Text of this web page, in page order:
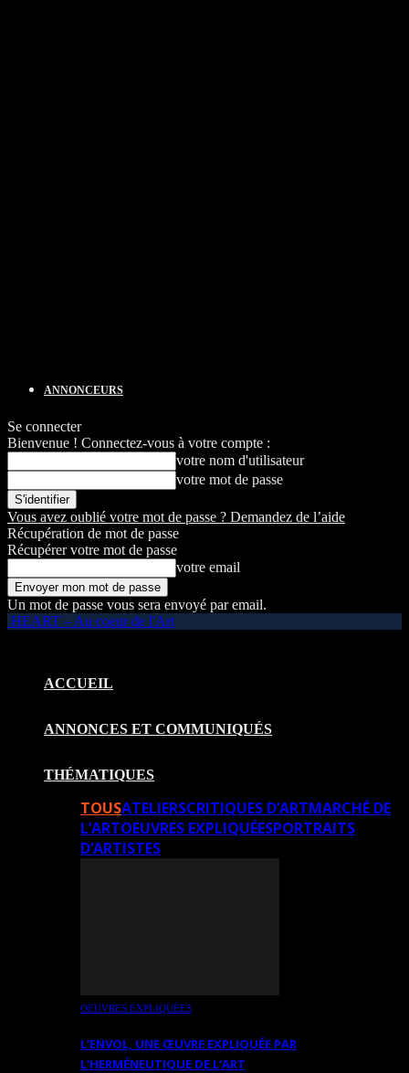
ANNONCEURS
Se connecter
Bienvenue ! Connectez-vous à votre compte :
votre nom d'utilisateur
votre mot de passe
Vous avez oublié votre mot de passe ? Demandez de l’aide
Récupération de mot de passe
Récupérer votre mot de passe
votre email
Un mot de passe vous sera envoyé par email.
HEART – Au coeur de l'Art
ACCUEIL
ANNONCES ET COMMUNIQUÉS
THÉMATIQUES
TOUSATELIERSCRITIQUES D’ARTMARCHÉ DE
L’ARTOEUVRES EXPLIQUÉESPORTRAITS
D’ARTISTES
OEUVRES EXPLIQUÉES
L’ENVOL, UNE ŒUVRE EXPLIQUÉE PAR
L’HERMÉNEUTIQUE DE L’ART